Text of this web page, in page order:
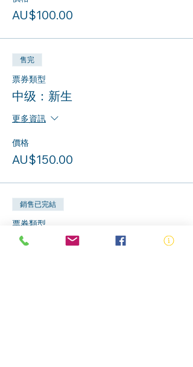
AU$100.00
售完
票券類型
中级：新生
更多資訊
價格
AU$150.00
銷售已完結
票券類型
皮疹衬衫和骷髅帽